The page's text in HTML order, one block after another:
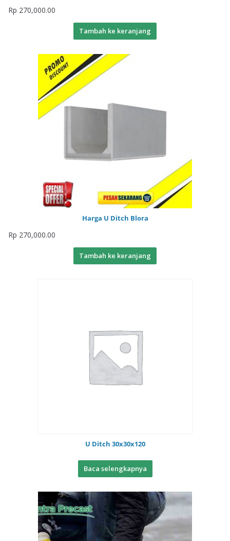
Rp 270,000.00
Tambah ke keranjang
Harga U Ditch Blora
Rp 270,000.00
Tambah ke keranjang
U Ditch 30x30x120
Baca selengkapnya